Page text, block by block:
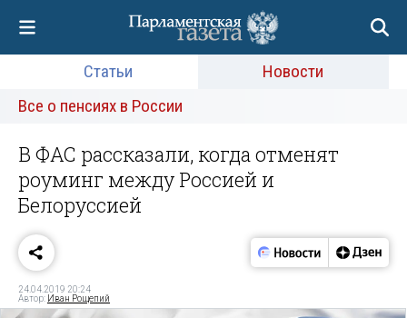
Статьи
Новости
Все о пенсиях в России
В ФАС рассказали, когда отменят
роуминг между Россией и
Белоруссией
24.04.2019 20:24
Автор: Иван Рощепий